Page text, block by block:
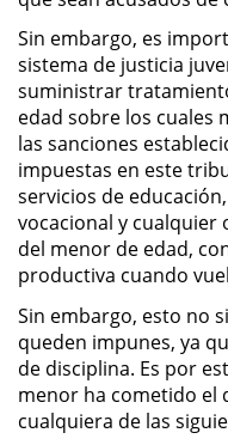
Domestic
Child
Child
Child
Child
Corporal
Criminal
Sin embargo, es
sistema de justicia
suministrar
edad sobre los cuales
las sanciones
impuestas en este
servicios de
vocacional y cualquier
del menor de edad,
productiva cuando
Sin embargo, esto no
queden impunes, ya
de disciplina. Es por
menor ha cometido el
cualquiera de las